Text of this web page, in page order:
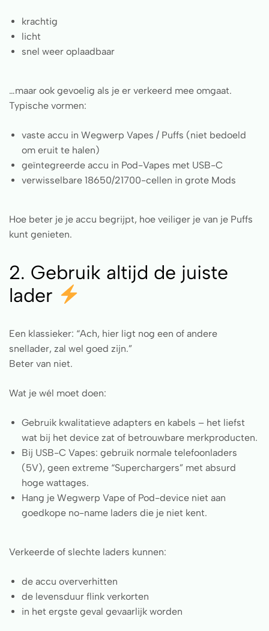
krachtig
licht
snel weer oplaadbaar
…maar ook gevoelig als je er verkeerd mee omgaat.
Typische vormen:
vaste accu in Wegwerp Vapes / Puffs (niet bedoeld
om eruit te halen)
geïntegreerde accu in Pod-Vapes met USB-C
verwisselbare 18650/21700-cellen in grote Mods
Hoe beter je je accu begrijpt, hoe veiliger je van je Puffs
kunt genieten.
2. Gebruik altijd de juiste
lader
Een klassieker: “Ach, hier ligt nog een of andere
snellader, zal wel goed zijn.”
Beter van niet.
Wat je wél moet doen:
Gebruik kwalitatieve adapters en kabels – het liefst
wat bij het device zat of betrouwbare merkproducten.
Bij USB-C Vapes: gebruik normale telefoonladers
(5V), geen extreme “Superchargers” met absurd
hoge wattages.
Hang je Wegwerp Vape of Pod-device niet aan
goedkope no-name laders die je niet kent.
Verkeerde of slechte laders kunnen:
de accu oververhitten
de levensduur flink verkorten
in het ergste geval gevaarlijk worden